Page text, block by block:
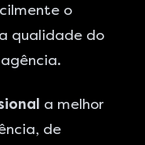
o
qualidade do
a melhor
de